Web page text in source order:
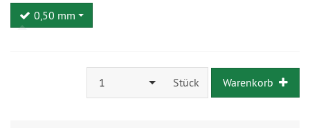
0,50 mm
1 Stück Warenkorb